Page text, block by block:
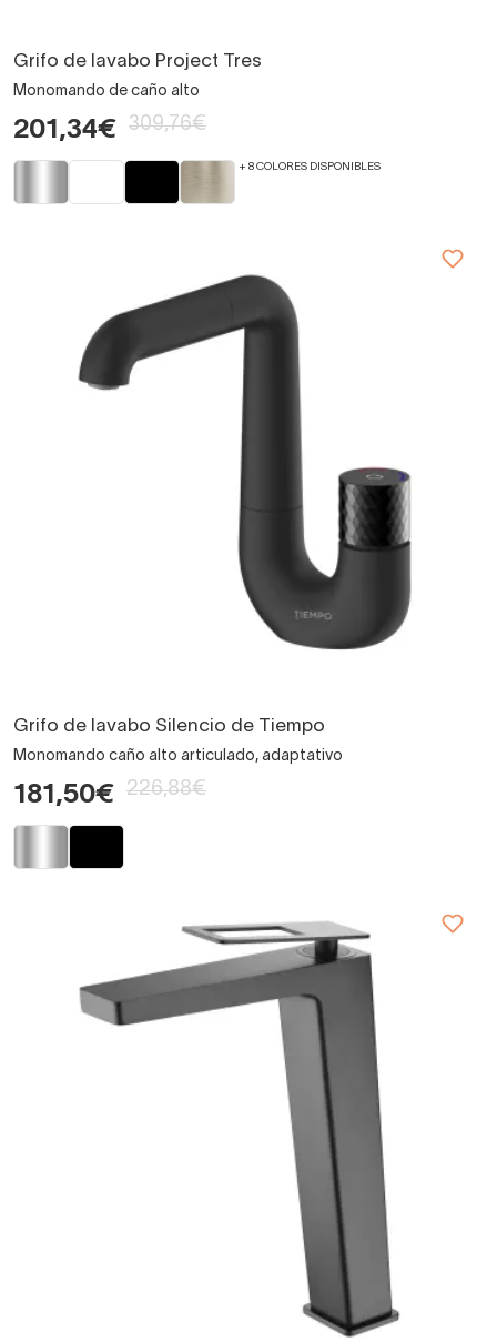
Grifo de lavabo Project Tres
Monomando de caño alto
201,34€ 309,76€
+ 8 COLORES DISPONIBLES
Grifo de lavabo Silencio de Tiempo
Monomando caño alto articulado, adaptativo
181,50€ 226,88€